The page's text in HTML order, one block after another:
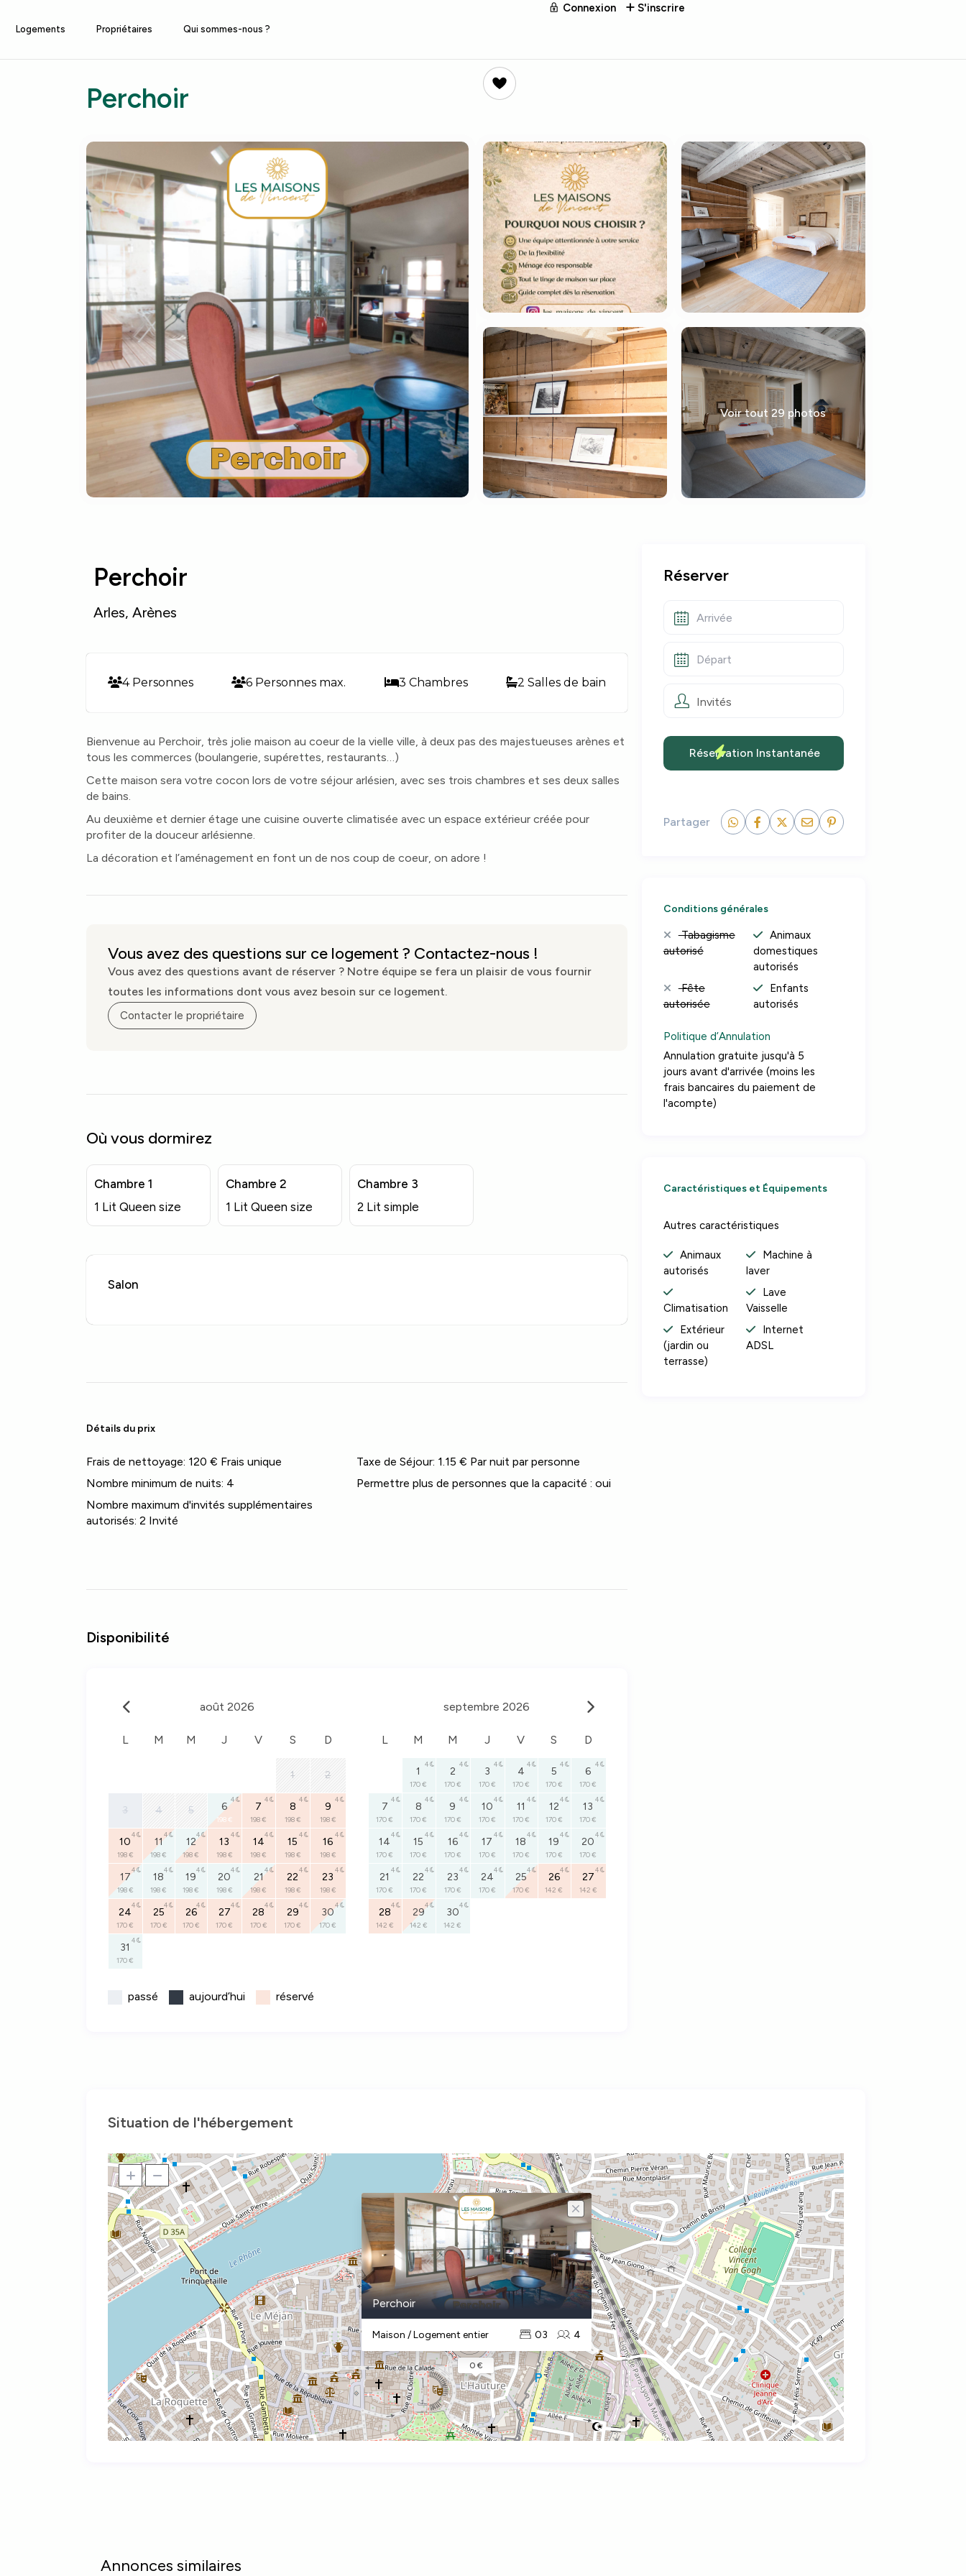
Logements Propriétaires Qui sommes-nous ?
Connexion S'inscrire
Perchoir
Voir tout 29 photos
Perchoir
Arles,Arènes
4 Personnes 6 Personnes max. 3 Chambres 2 Salles de bain
Bienvenue au Perchoir, très jolie maison au coeur de la vielle ville, à deux pas des majestueuses arènes et
tous les commerces (boulangerie, supérettes, restaurants…)
Cette maison sera votre cocon lors de votre séjour arlésien, avec ses trois chambres et ses deux salles
de bains.
Au deuxième et dernier étage une cuisine ouverte climatisée avec un espace extérieur créée pour
profiter de la douceur arlésienne.
La décoration et l’aménagement en font un de nos coup de coeur, on adore !
Vous avez des questions sur ce logement ? Contactez-nous !
Vous avez des questions avant de réserver ? Notre équipe se fera un plaisir de vous fournir
toutes les informations dont vous avez besoin sur ce logement.
Contacter le propriétaire
Où vous dormirez
Chambre 1
1 Lit Queen size
Chambre 2
1 Lit Queen size
Chambre 3
2 Lit simple
Salon
Détails du prix
Frais de nettoyage: 120 € Frais unique Taxe de Séjour: 1.15 € Par nuit par personne
Nombre minimum de nuits: 4 Permettre plus de personnes que la capacité :oui
Nombre maximum d'invités supplémentaires
autorisés: 2 Invité
Disponibilité
août 2026
L M M J V S D
1 2
3 4 5 6
198 €
4
7
198 €
4
8
198 €
4
9
198 €
4
10
198 €
4
11
198 €
4
12
198 €
4
13
198 €
4
14
198 €
4
15
198 €
4
16
198 €
4
17
198 €
4
18
198 €
4
19
198 €
4
20
198 €
4
21
198 €
4
22
198 €
4
23
198 €
4
24
170 €
4
25
170 €
4
26
170 €
4
27
170 €
4
28
170 €
4
29
170 €
4
30
170 €
4
31
170 €
4
septembre 2026
L M M J V S D
1
170 €
4
2
170 €
4
3
170 €
4
4
170 €
4
5
170 €
4
6
170 €
4
7
170 €
4
8
170 €
4
9
170 €
4
10
170 €
4
11
170 €
4
12
170 €
4
13
170 €
4
14
170 €
4
15
170 €
4
16
170 €
4
17
170 €
4
18
170 €
4
19
170 €
4
20
170 €
4
21
170 €
4
22
170 €
4
23
170 €
4
24
170 €
4
25
170 €
4
26
142 €
4
27
142 €
4
28
142 €
4
29
142 €
4
30
142 €
4
passé aujourd’hui réservé
Réserver
Invités
Partager
Conditions générales
Tabagisme
autorisé
Animaux
domestiques
autorisés
Fête
autorisée
Enfants
autorisés
Politique d’Annulation
Annulation gratuite jusqu'à 5
jours avant d'arrivée (moins les
frais bancaires du paiement de
l'acompte)
Caractéristiques et Équipements
Autres caractéristiques
Animaux
autorisés
Machine à
laver
Climatisation
Lave
Vaisselle
Extérieur
(jardin ou
terrasse)
Internet
ADSL
Situation de l'hébergement
0 €
Perchoir
Maison / Logement entier 4
03
Annonces similaires